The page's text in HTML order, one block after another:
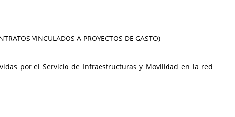
VINCULADOS A PROYECTOS DE GASTO)
por el Servicio de Infraestructuras y Movilidad en la red